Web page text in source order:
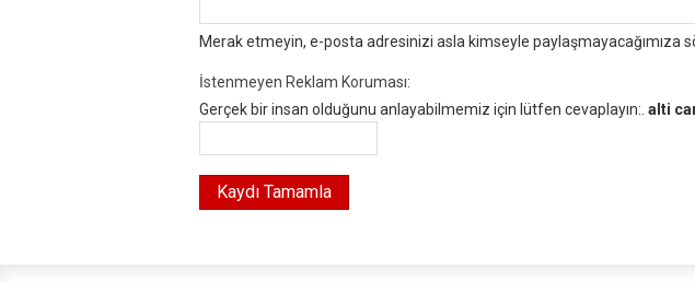
Merak etmeyin, e-posta adresinizi asla kimseyle paylaşmayacağımıza
İstenmeyen Reklam Koruması:
Gerçek bir insan olduğunu anlayabilmemiz için lütfen cevaplayın:. alti